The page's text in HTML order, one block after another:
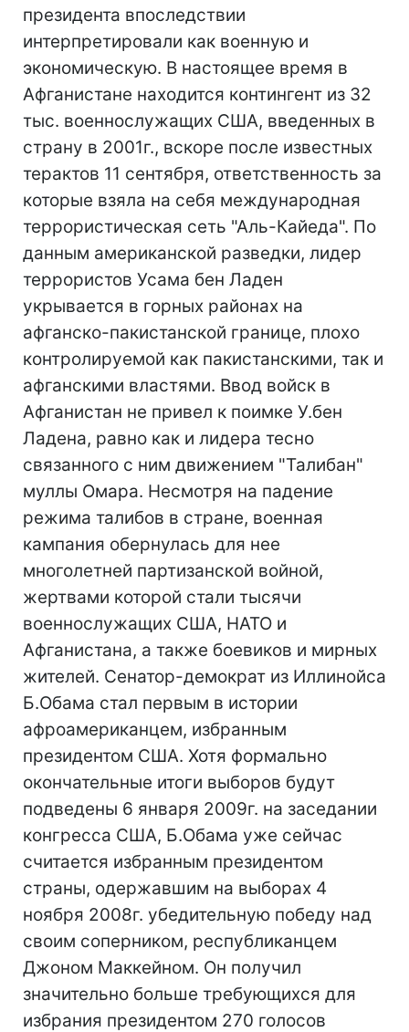
президента впоследствии
интерпретировали как военную и
экономическую. В настоящее время в
Афганистане находится контингент из 32
тыс. военнослужащих США, введенных в
страну в 2001г., вскоре после известных
терактов 11 сентября, ответственность за
которые взяла на себя международная
террористическая сеть "Аль-Кайеда". По
данным американской разведки, лидер
террористов Усама бен Ладен
укрывается в горных районах на
афганско-пакистанской границе, плохо
контролируемой как пакистанскими, так и
афганскими властями. Ввод войск в
Афганистан не привел к поимке У.бен
Ладена, равно как и лидера тесно
связанного с ним движением "Талибан"
муллы Омара. Несмотря на падение
режима талибов в стране, военная
кампания обернулась для нее
многолетней партизанской войной,
жертвами которой стали тысячи
военнослужащих США, НАТО и
Афганистана, а также боевиков и мирных
жителей. Сенатор-демократ из Иллинойса
Б.Обама стал первым в истории
афроамериканцем, избранным
президентом США. Хотя формально
окончательные итоги выборов будут
подведены 6 января 2009г. на заседании
конгресса США, Б.Обама уже сейчас
считается избранным президентом
страны, одержавшим на выборах 4
ноября 2008г. убедительную победу над
своим соперником, республиканцем
Джоном Маккейном. Он получил
значительно больше требующихся для
избрания президентом 270 голосов